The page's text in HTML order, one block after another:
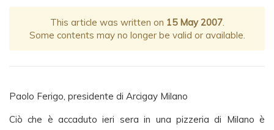
This article was written on 15 May 2007.
Some contents may no longer be valid or available.
Paolo Ferigo, presidente di Arcigay Milano
Ciò che è accaduto ieri sera in una pizzeria di Milano è